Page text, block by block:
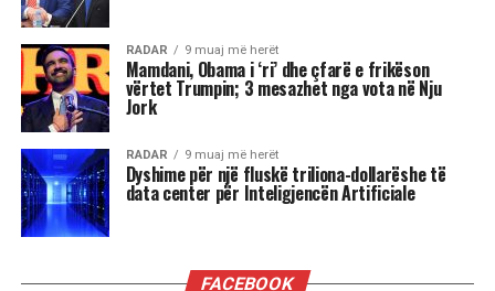
tij të çmuar në kinematografi dhe teatër.
Ai ka sjellë në jetë mbi 40 personazhe në film
dhe qindra role në skenë, duke u bërë një simbol i
gjallë i shpirtit popullor, burrërisë, dhimbjes,
revoltës dhe dashurisë për vendin.
Në 85-vjetorit e lindjes së tij, Arkivi Qendror
Shtetëror i Filmit e uroi aktorin duke shfaqur
dokumentarin “Përballë”, ku vetë Reshat Arbana